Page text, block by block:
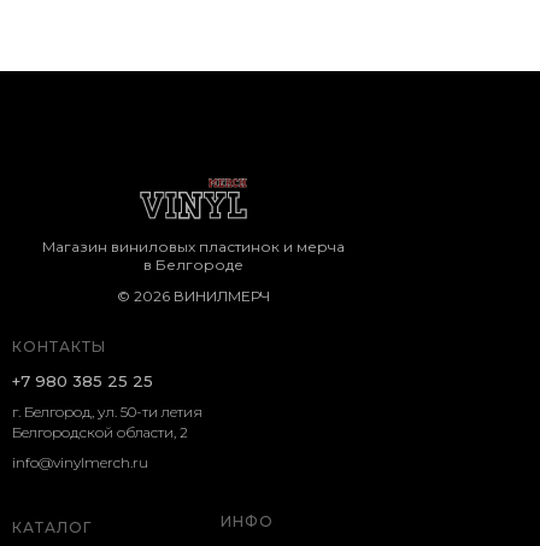
КОНТАКТЫ
г. Белгород, ул. 50-ти летия
Белгородской области, 2
КАТАЛОГ
ИНФО
+7 980 385 25 25
Магазин виниловых пластинок и мерча
в Белгороде
© 2026 ВИНИЛМЕРЧ
info@vinylmerch.ru